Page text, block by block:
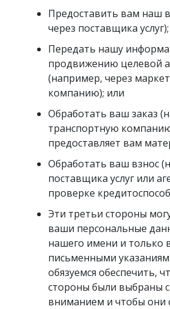
Предоставить вам наш
через поставщика
Передать нашу
продвижению целевой
(например, через
компанию); или
Обработать ваш заказ
транспортную
предоставляет вам
Обработать ваш взнос
поставщика услуг или
проверке
Эти третьи стороны
ваши персональные
нашего имени и только
письменными
обязуемся обеспечить,
стороны были выбраны
вниманием и чтобы они